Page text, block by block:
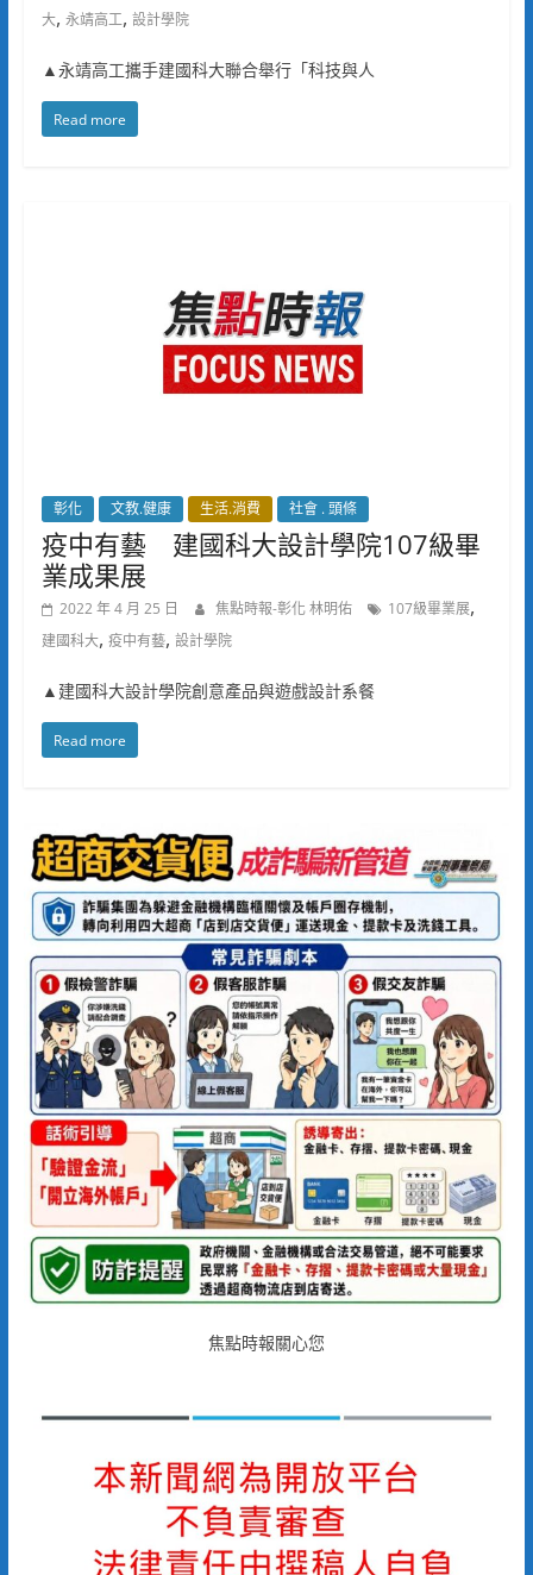
大, 永靖高工, 設計學院
▲永靖高工攜手建國科大聯合舉行「科技與人
Read more
彰化 文教.健康 生活.消費 社會 . 頭條
疫中有藝 建國科大設計學院107級畢
業成果展
2022 年 4 月 25 日 焦點時報-彰化 林明佑 107級畢業展,
建國科大, 疫中有藝, 設計學院
▲建國科大設計學院創意產品與遊戲設計系餐
Read more
焦點時報關心您